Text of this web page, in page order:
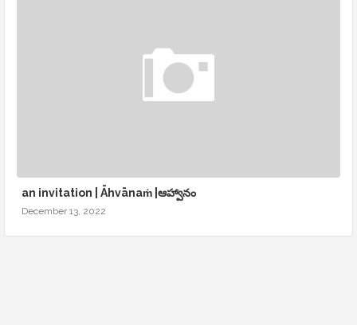
an invitation | Āhvānaṁ |ఆహ్వానం
December 13, 2022